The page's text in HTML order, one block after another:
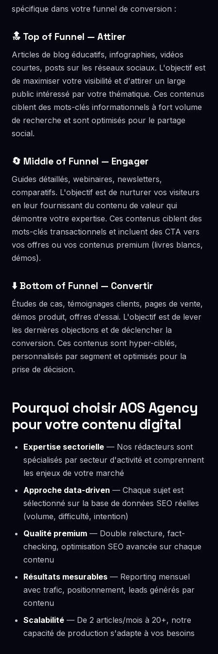
spécifique dans votre funnel de conversion :
🔝 Top of Funnel — Attirer
Articles de blog éducatifs, infographies, vidéos
courtes, posts sur les réseaux sociaux. L'objectif est
de maximiser votre visibilité et d'attirer un large
public intéressé par votre thématique. Ces contenus
ciblent des mots-clés informationnels à fort volume
de recherche et sont optimisés pour le partage
social.
🔄 Middle of Funnel — Engager
Guides détaillés, webinaires, newsletters,
comparatifs. L'objectif est de nurturer vos visiteurs
en leur fournissant du contenu de valeur qui
démontre votre expertise. Ces contenus ciblent des
mots-clés transactionnels et incluent des CTA vers
vos offres ou vos contenus premium (livres blancs,
démos).
⬇️ Bottom of Funnel — Convertir
Études de cas, témoignages clients, pages de vente,
démos produit, offres d'essai. L'objectif est de lever
les dernières objections et de déclencher la
conversion. Ces contenus sont hyper-ciblés,
personnalisés par segment et optimisés pour la
prise de décision.
Pourquoi choisir AOS Agency
pour votre contenu digital
Expertise sectorielle — Nos rédacteurs sont
spécialisés par secteur d'activité et comprennent
les enjeux de votre marché
Approche data-driven — Chaque sujet est
sélectionné sur la base de données SEO réelles
(volume, difficulté, intention)
Qualité premium — Double relecture, fact-
checking, optimisation SEO avancée sur chaque
contenu
Résultats mesurables — Reporting mensuel
avec trafic, positionnement, leads générés par
contenu
Scalabilité — De 2 articles/mois à 20+, notre
capacité de production s'adapte à vos besoins